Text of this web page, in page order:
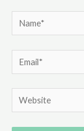
Name*
Email*
Website